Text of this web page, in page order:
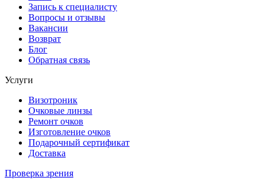
Запись к специалисту
Вопросы и отзывы
Вакансии
Возврат
Блог
Обратная связь
Услуги
Визотроник
Очковые линзы
Ремонт очков
Изготовление очков
Подарочный сертификат
Доставка
Проверка зрения